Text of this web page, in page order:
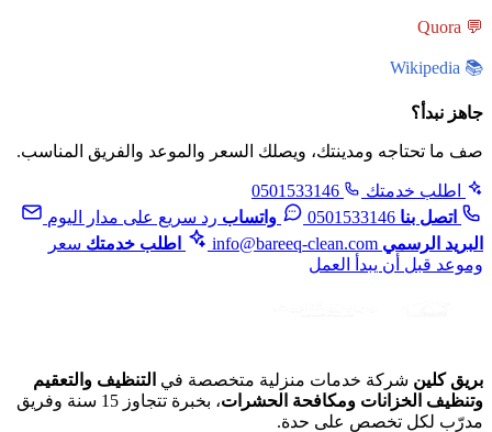
💬 Quora
📚 Wikipedia
جاهز نبدأ؟
صف ما تحتاجه ومدينتك، ويصلك السعر والموعد والفريق المناسب.
اطلب خدمتك
0501533146
اتصل بنا 0501533146 واتساب رد سريع على مدار اليوم
البريد الرسمي info@bareeq-clean.com اطلب خدمتك سعر
وموعد قبل أن يبدأ العمل
بريق كلين شركة خدمات منزلية متخصصة في التنظيف والتعقيم
وتنظيف الخزانات ومكافحة الحشرات
، بخبرة تتجاوز 15 سنة وفريق
مدرّب لكل تخصص على حدة.